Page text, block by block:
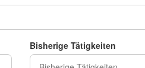
Bisherige Tätigkeiten